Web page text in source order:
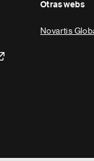
Otras webs
Novartis